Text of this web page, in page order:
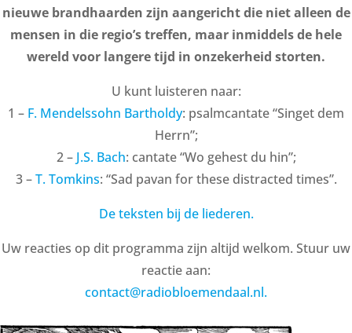
nieuwe brandhaarden zijn aangericht die niet alleen de
mensen in die regio’s treffen, maar inmiddels de hele
wereld voor langere tijd in onzekerheid storten.
U kunt luisteren naar:
1 – F. Mendelssohn Bartholdy: psalmcantate “Singet dem
Herrn”;
2 – J.S. Bach: cantate “Wo gehest du hin”;
3 –T. Tomkins: “Sad pavan for these distracted times”.
De teksten bij de liederen.
Uw reacties op dit programma zijn altijd welkom. Stuur uw
reactie aan:
contact@radiobloemendaal.nl.